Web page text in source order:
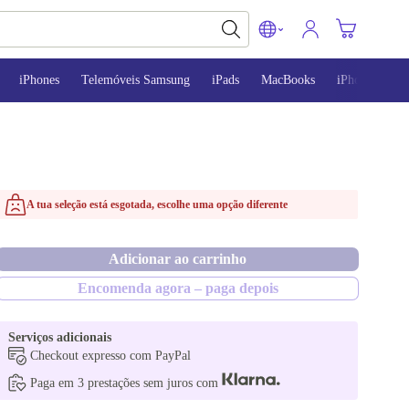
iPhones Telemóveis Samsung iPads MacBooks iPhone 13
A tua seleção está esgotada, escolhe uma opção diferente
Adicionar ao carrinho
Encomenda agora – paga depois
Serviços adicionais
Checkout expresso com PayPal
Paga em 3 prestações sem juros com